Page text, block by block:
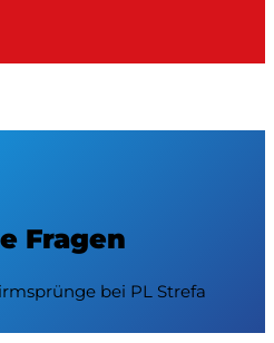
Fragen
bei PL Strefa